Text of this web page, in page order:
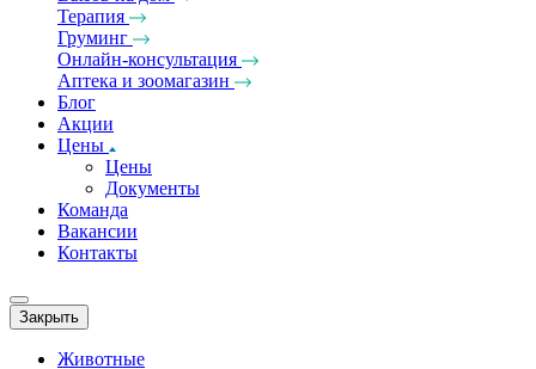
Терапия
Груминг
Онлайн-консультация
Аптека и зоомагазин
Блог
Акции
Цены
Цены
Документы
Команда
Вакансии
Контакты
Закрыть
Животные